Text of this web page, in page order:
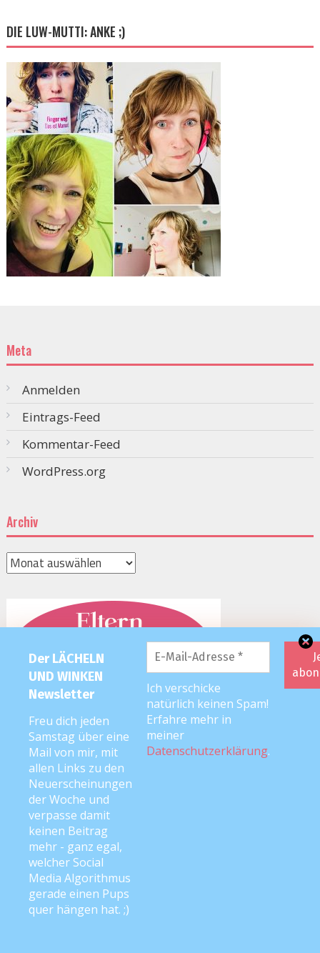
Der LÄCHELN
UND WINKEN
Newsletter
Freu dich jeden
Samstag über eine
Mail von mir, mit
allen Links zu den
Neuerscheinungen
der Woche und
verpasse damit
keinen Beitrag
mehr - ganz egal,
welcher Social
Media Algorithmus
gerade einen Pups
quer hängen hat. ;)
Ich verschicke
natürlich keinen Spam!
Erfahre mehr in
meiner
Datenschutzerklärung.
DIE LUW-MUTTI: ANKE ;)
Meta
Anmelden
Eintrags-Feed
Kommentar-Feed
WordPress.org
Archiv
Archiv